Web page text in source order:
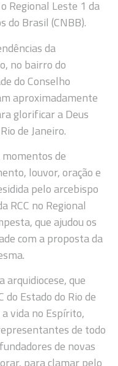
Regional Leste 1 da
do Brasil (CNBB).
da
no bairro do
do Conselho
aproximadamente
glorificar a Deus
de Janeiro.
de
louvor, oração e
pelo arcebispo
RCC no Regional
que ajudou os
com a proposta da
arquidiocese, que
do Estado do Rio de
vida no Espírito,
de todo
de novas